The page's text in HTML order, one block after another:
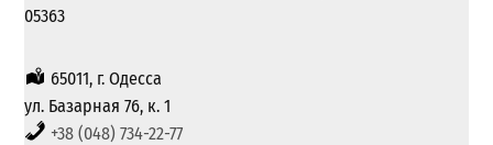
05363
65011, г. Одесса
ул. Базарная 76, к. 1
+38 (048) 734-22-77